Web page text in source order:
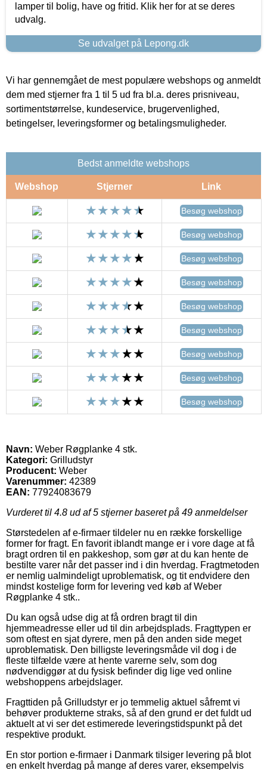
lamper til bolig, have og fritid. Klik her for at se deres
udvalg.
Se udvalget på Lepong.dk
Vi har gennemgået de mest populære webshops og anmeldt
dem med stjerner fra 1 til 5 ud fra bl.a. deres prisniveau,
sortimentstørrelse, kundeservice, brugervenlighed,
betingelser, leveringsformer og betalingsmuligheder.
Bedst anmeldte webshops
Webshop Stjerner Link
Besøg webshop
Besøg webshop
Besøg webshop
Besøg webshop
Besøg webshop
Besøg webshop
Besøg webshop
Besøg webshop
Besøg webshop
Navn: Weber Røgplanke 4 stk.
Kategori: Grilludstyr
Producent: Weber
Varenummer: 42389
EAN: 77924083679
Vurderet til 4.8 ud af 5 stjerner baseret på 49 anmeldelser
Størstedelen af e-firmaer tildeler nu en række forskellige
former for fragt. En favorit iblandt mange er i vore dage at få
bragt ordren til en pakkeshop, som gør at du kan hente de
bestilte varer når det passer ind i din hverdag. Fragtmetoden
er nemlig ualmindeligt uproblematisk, og tit endvidere den
mindst kostelige form for levering ved køb af Weber
Røgplanke 4 stk..
Du kan også udse dig at få ordren bragt til din
hjemmeadresse eller ud til din arbejdsplads. Fragttypen er
som oftest en sjat dyrere, men på den anden side meget
uproblematisk. Den billigste leveringsmåde vil dog i de
fleste tilfælde være at hente varerne selv, som dog
nødvendiggør at du fysisk befinder dig lige ved online
webshoppens arbejdslager.
Fragttiden på Grilludstyr er jo temmelig aktuel såfremt vi
behøver produkterne straks, så af den grund er det fuldt ud
aktuelt at vi ser det estimerede leveringstidspunkt på det
respektive produkt.
En stor portion e-firmaer i Danmark tilsiger levering på blot
en enkelt hverdag på mange af deres varer, eksempelvis